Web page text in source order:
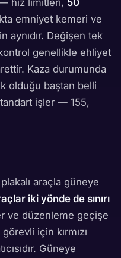
emniyet kemeri ve
aynıdır. Değişen tek
genellikle ehliyet
Kaza durumunda
olduğu baştan belli
işler — 155,
araçla güneye
iki yönde de sınırı
ve düzenleme geçişe
için kırmızı
Güneye